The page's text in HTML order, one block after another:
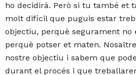
ho decidirà. Però si tu també et
molt difícil que puguis estar
objectiu, perquè segurament no
perquè potser et maten.
nostre objectiu i sabem que
durant el procés i que